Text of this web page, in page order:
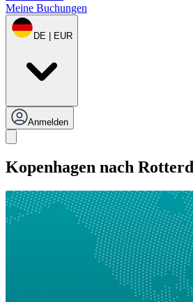
Meine Buchungen
DE | EUR
Anmelden
Kopenhagen nach